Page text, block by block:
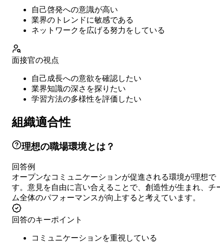
自己啓発への意識が高い
業界のトレンドに敏感である
ネットワークを広げる努力をしている
面接官の視点
自己成長への意欲を確認したい
業界知識の深さを探りたい
学習方法の多様性を評価したい
組織適合性
理想の職場環境とは？
回答例
オープンなコミュニケーションが促進される環境が理想で
す。意見を自由に言い合えることで、創造性が生まれ、チ
ム全体のパフォーマンスが向上すると考えています。
回答のキーポイント
コミュニケーションを重視している